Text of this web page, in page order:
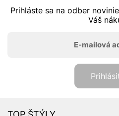
Prihláste sa na odber
Váš
E-mailová